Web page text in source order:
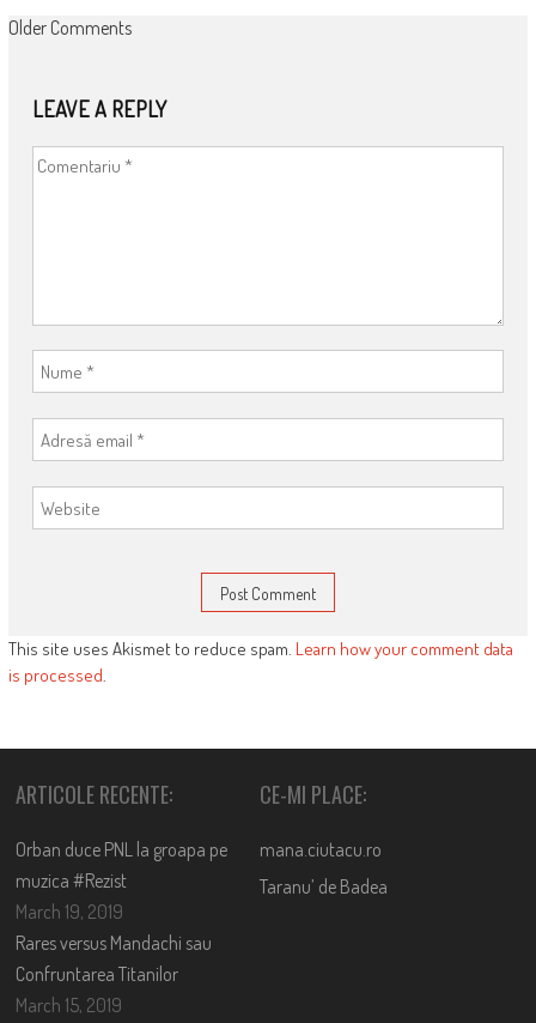
COMMENT
Older Comments
LEAVE A REPLY
This site uses Akismet to reduce spam. Learn how your comment data
is processed.
ARTICOLE RECENTE:
Orban duce PNL la groapa pe
muzica #Rezist
March 19, 2019
Rares versus Mandachi sau
Confruntarea Titanilor
March 15, 2019
CE-MI PLACE:
mana.ciutacu.ro
Taranu’ de Badea